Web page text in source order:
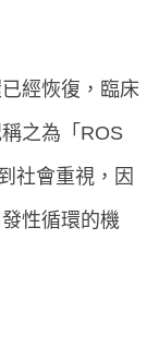
經恢復，臨床
之為「ROS
社會重視，因
性循環的機